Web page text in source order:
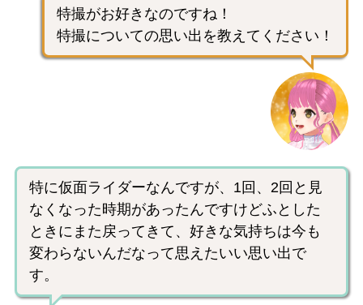
特撮がお好きなのですね！
特撮についての思い出を教えてください！
特に仮面ライダーなんですが、1回、2回と見
なくなった時期があったんですけどふとした
ときにまた戻ってきて、好きな気持ちは今も
変わらないんだなって思えたいい思い出で
す。